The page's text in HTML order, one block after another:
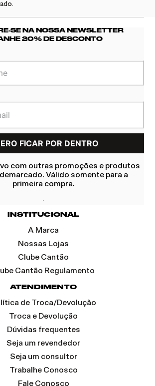
SE NA NOSSA NEWSLETTER
20% DE DESCONTO
com outras promoções e produtos
Válido somente para a
primeira compra.
INSTITUCIONAL
A Marca
Nossas Lojas
Clube Cantão
Cantão Regulamento
ATENDIMENTO
de Troca/Devolução
Troca e Devolução
Dúvidas frequentes
Seja um revendedor
Seja um consultor
Trabalhe Conosco
Fale Conosco